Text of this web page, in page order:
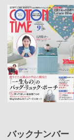
バックナンバー